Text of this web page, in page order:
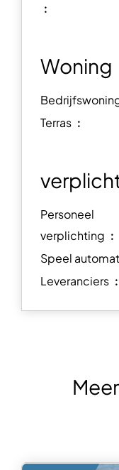
︰
Woning
Bedrijfswoning
Terras ︰
Personeel
verplichting ︰
Speel
Leveranciers ︰